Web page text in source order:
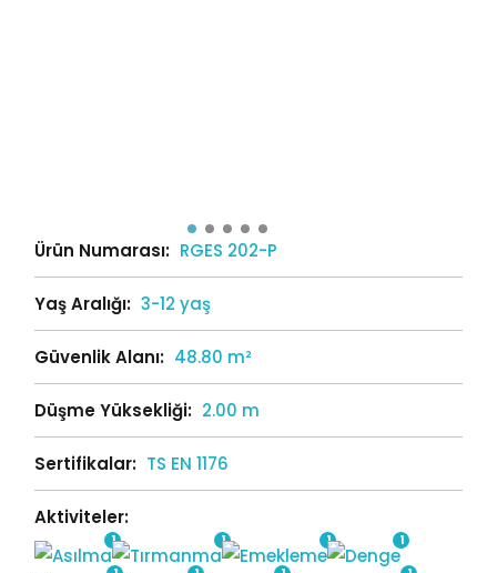
Ürün Numarası: RGES 202-P
Yaş Aralığı: 3-12 yaş
Güvenlik Alanı: 48.80 m²
Düşme Yüksekliği: 2.00 m
Sertifikalar: TS EN 1176
Aktiviteler:
1 1 1
1